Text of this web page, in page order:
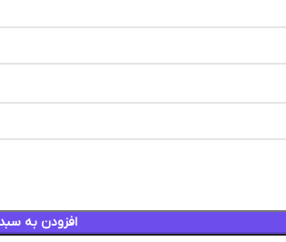
افزودن به